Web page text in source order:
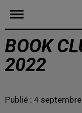
BOOK
2022
Publié : 4